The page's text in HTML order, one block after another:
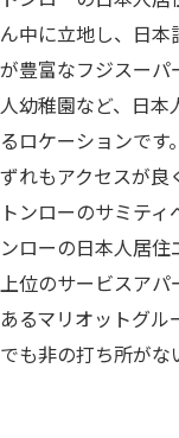
ん中に立地し、日
が豊富なフジスー
人幼稚園など、日本
るロケーションで
ずれもアクセスが良
トンローのサミテ
ンローの日本人居
上位のサービスアパ
あるマリオットグ
でも非の打ち所がな